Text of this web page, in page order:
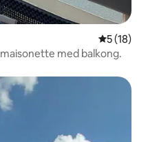
5 av 5 i
5 (18)
maisonette med balkong.